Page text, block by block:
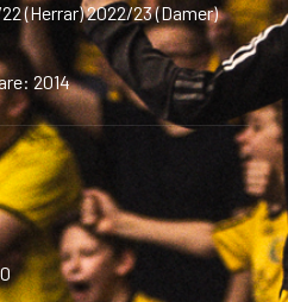
(Herrar) 2022/23 (Damer)
2014